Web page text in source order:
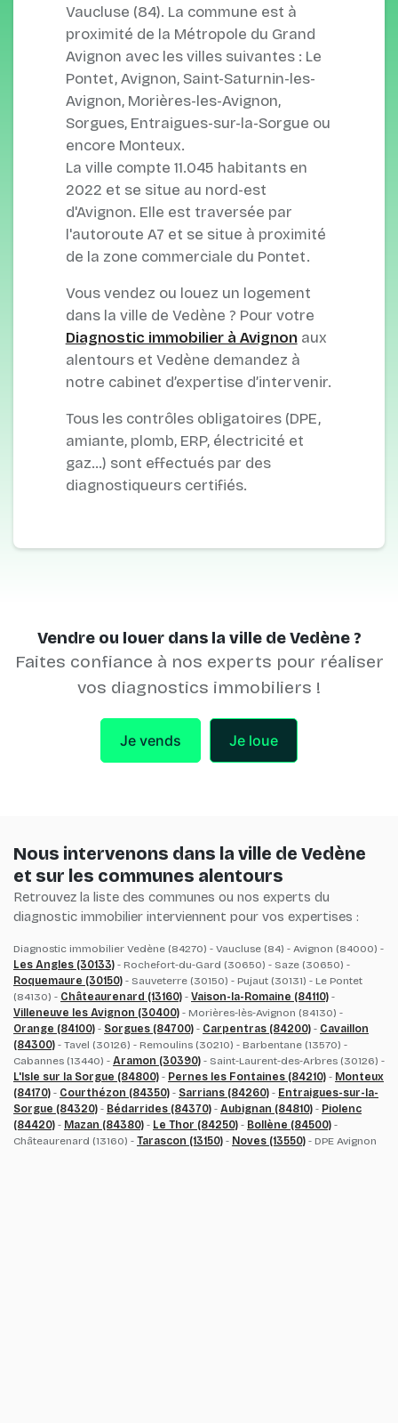
Vaucluse (84). La commune est à
proximité de la Métropole du Grand
Avignon avec les villes suivantes : Le
Pontet, Avignon, Saint-Saturnin-les-
Avignon, Morières-les-Avignon,
Sorgues, Entraigues-sur-la-Sorgue ou
encore Monteux.
La ville compte 11.045 habitants en
2022 et se situe au nord-est
d'Avignon. Elle est traversée par
l'autoroute A7 et se situe à proximité
de la zone commerciale du Pontet.
Vous vendez ou louez un logement
dans la ville de Vedène ? Pour votre
Diagnostic immobilier à Avignonaux
alentours et Vedène demandez à
notre cabinet d’expertise d’intervenir.
Tous les contrôles obligatoires (DPE,
amiante, plomb, ERP, électricité et
gaz…) sont effectués par des
diagnostiqueurs certifiés.
Vendre ou louer dans la ville de Vedène ?
Faites confiance à nos experts pour réaliser
vos diagnostics immobiliers !
Je vends Je loue
Nous intervenons dans la ville de Vedène
et sur les communes alentours
Retrouvez la liste des communes ou nos experts du
diagnostic immobilier interviennent pour vos expertises :
Diagnostic immobilier Vedène (84270) - Vaucluse (84) - Avignon (84000) -
Les Angles (30133) - Rochefort-du-Gard (30650) - Saze (30650) -
Roquemaure (30150) - Sauveterre (30150) - Pujaut (30131) - Le Pontet
(84130) - Châteaurenard (13160) - Vaison-la-Romaine (84110) -
Villeneuve les Avignon (30400) - Morières-lès-Avignon (84130) -
Orange (84100) - Sorgues (84700) - Carpentras (84200) - Cavaillon
(84300) - Tavel (30126) - Remoulins (30210) - Barbentane (13570) -
Cabannes (13440) - Aramon (30390) - Saint-Laurent-des-Arbres (30126) -
L'Isle sur la Sorgue (84800) - Pernes les Fontaines (84210) - Monteux
(84170) - Courthézon (84350) - Sarrians (84260) - Entraigues-sur-la-
Sorgue (84320) - Bédarrides (84370) - Aubignan (84810) - Piolenc
(84420) - Mazan (84380) - Le Thor (84250) - Bollène (84500) -
Châteaurenard (13160) - Tarascon (13150) - Noves (13550) - DPE Avignon